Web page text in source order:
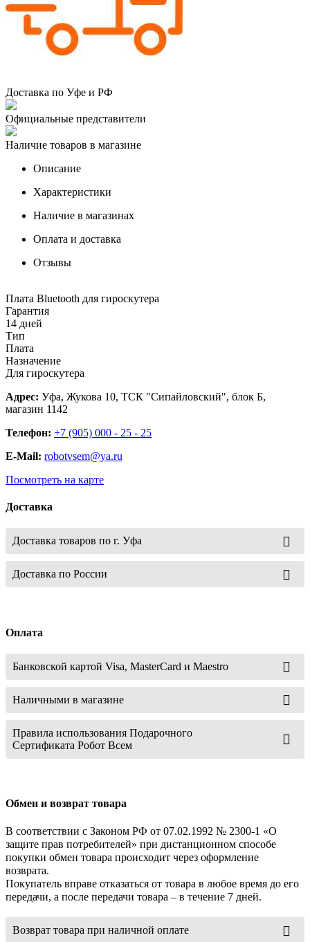
Доставка по Уфе и РФ
Официальные представители
Наличие товаров в магазине
Описание
Характеристики
Наличие в магазинах
Оплата и доставка
Отзывы
Плата Bluetooth для гироскутера
Гарантия
14 дней
Тип
Плата
Назначение
Для гироскутера
Адрес: Уфа, Жукова 10, ТСК "Сипайловский", блок Б,
магазин 1142
Телефон: +7 (905) 000 - 25 - 25
E-Mail: robotvsem@ya.ru
Посмотреть на карте
Доставка
Доставка товаров по г. Уфа
Доставка по России
Оплата
Банковской картой Visa, MasterCard и Maestro
Наличными в магазине
Правила использования Подарочного
Сертификата Робот Всем
Обмен и возврат товара
В соответствии с Законом РФ от 07.02.1992 № 2300-1 «О
защите прав потребителей» при дистанционном способе
покупки обмен товара происходит через оформление
возврата.
Покупатель вправе отказаться от товара в любое время до его
передачи, а после передачи товара – в течение 7 дней.
Возврат товара при наличной оплате